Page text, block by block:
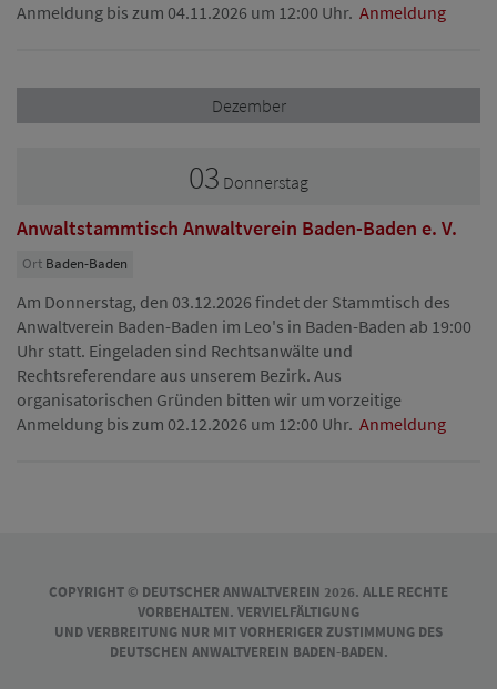
Anmeldung bis zum 04.11.2026 um 12:00 Uhr. Anmeldung
Dezember
03 Donnerstag
Anwaltstammtisch Anwaltverein Baden-Baden e. V.
Ort Baden-Baden
Am Donnerstag, den 03.12.2026 findet der Stammtisch des
Anwaltverein Baden-Baden im Leo's in Baden-Baden ab 19:00
Uhr statt. Eingeladen sind Rechtsanwälte und
Rechtsreferendare aus unserem Bezirk. Aus
organisatorischen Gründen bitten wir um vorzeitige
Anmeldung bis zum 02.12.2026 um 12:00 Uhr. Anmeldung
COPYRIGHT © DEUTSCHER ANWALTVEREIN 2026. ALLE RECHTE
VORBEHALTEN. VERVIELFÄLTIGUNG
UND VERBREITUNG NUR MIT VORHERIGER ZUSTIMMUNG DES
DEUTSCHEN ANWALTVEREIN BADEN-BADEN.